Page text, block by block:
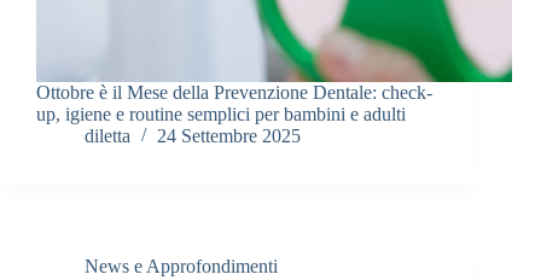
Ottobre è il Mese della Prevenzione Dentale: check-
up, igiene e routine semplici per bambini e adulti
diletta
24 Settembre 2025
News e Approfondimenti